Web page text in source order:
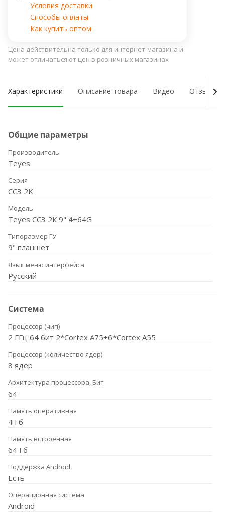
Условия доставки
Способы оплаты
Как купить оптом
Цена действительна только для интернет-магазина и
может отличаться от цен в розничных магазинах
Характеристики Описание товара Видео Отзывы о
Общие параметры
Производитель
Teyes
Серия
CC3 2K
Модель
Teyes CC3 2К 9" 4+64G
Типоразмер ГУ
9" планшет
Язык меню интерфейса
Русский
Система
Процессор (чип)
2 ГГц 64 бит 2*Cortex A75+6*Cortex A55
Процессор (количество ядер)
8 ядер
Архитектура процессора, Бит
64
Память оперативная
4 Гб
Память встроенная
64 Гб
Поддержка Android
Есть
Операционная система
Android